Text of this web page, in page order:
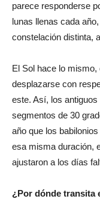
parece responderse
lunas llenas cada
constelación distinta,
El Sol hace lo
desplazarse con
este. Así, los
segmentos de 30
año que los
esa misma duración,
ajustaron a los días
¿Por dónde transita